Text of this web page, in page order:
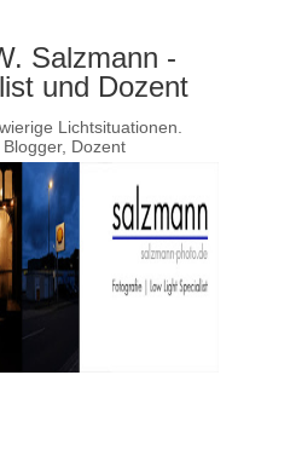
Salzmann -
und Dozent
Lichtsituationen.
Dozent